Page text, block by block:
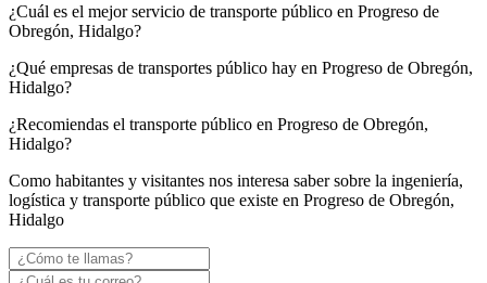
¿Cuál es el mejor servicio de transporte público en Progreso de
Obregón, Hidalgo?
¿Qué empresas de transportes público hay en Progreso de Obregón,
Hidalgo?
¿Recomiendas el transporte público en Progreso de Obregón,
Hidalgo?
Como habitantes y visitantes nos interesa saber sobre la ingeniería,
logística y transporte público que existe en Progreso de Obregón,
Hidalgo